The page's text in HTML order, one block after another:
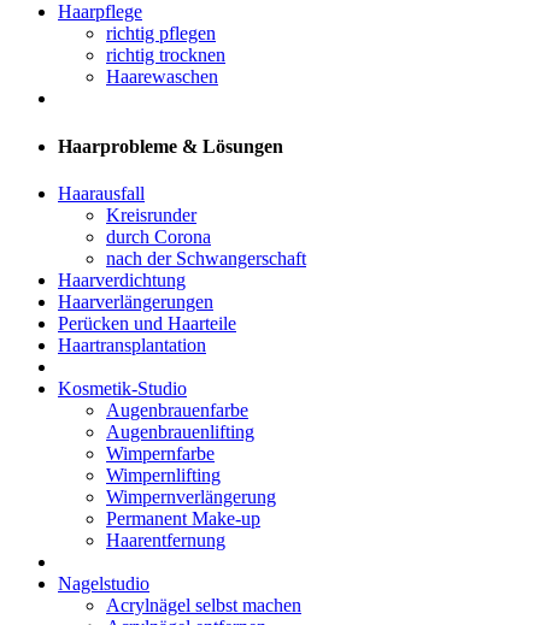
Haarpflege
richtig pflegen
richtig trocknen
Haarewaschen
Haarprobleme & Lösungen
Haarausfall
Kreisrunder
durch Corona
nach der Schwangerschaft
Haarverdichtung
Haarverlängerungen
Perücken und Haarteile
Haartransplantation
Kosmetik-Studio
Augenbrauenfarbe
Augenbrauenlifting
Wimpernfarbe
Wimpernlifting
Wimpernverlängerung
Permanent Make-up
Haarentfernung
Nagelstudio
Acrylnägel selbst machen